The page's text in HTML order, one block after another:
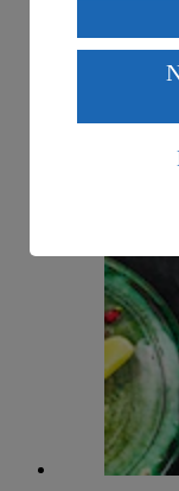
Verarbeitung
USA durch
Wenn du auf
des Art. 49
Daten in den
die USA als
Standards
Es besteht
Informationen
Impressum